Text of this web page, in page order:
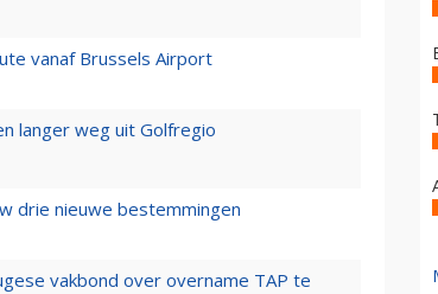
vanaf Brussels Airport
langer weg uit Golfregio
drie nieuwe bestemmingen
vakbond over overname TAP te